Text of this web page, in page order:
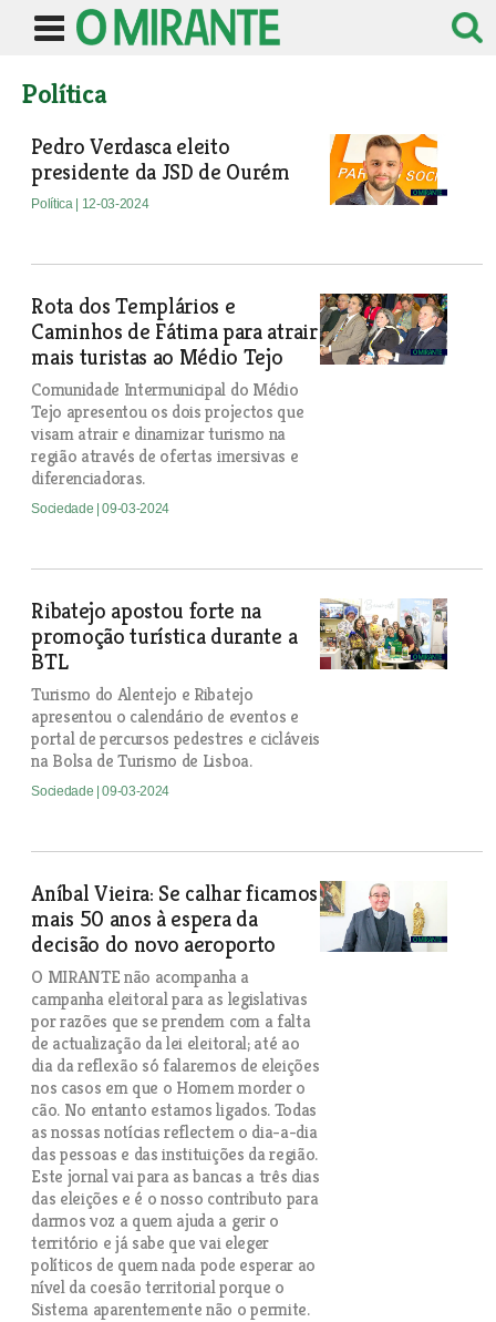
Política
Pedro Verdasca eleito
presidente da JSD de Ourém
Política | 12-03-2024
Rota dos Templários e
Caminhos de Fátima para atrair
mais turistas ao Médio Tejo
Comunidade Intermunicipal do Médio
Tejo apresentou os dois projectos que
visam atrair e dinamizar turismo na
região através de ofertas imersivas e
diferenciadoras.
Sociedade | 09-03-2024
Ribatejo apostou forte na
promoção turística durante a
BTL
Turismo do Alentejo e Ribatejo
apresentou o calendário de eventos e
portal de percursos pedestres e cicláveis
na Bolsa de Turismo de Lisboa.
Sociedade | 09-03-2024
Aníbal Vieira: Se calhar ficamos
mais 50 anos à espera da
decisão do novo aeroporto
O MIRANTE não acompanha a
campanha eleitoral para as legislativas
por razões que se prendem com a falta
de actualização da lei eleitoral; até ao
dia da reflexão só falaremos de eleições
nos casos em que o Homem morder o
cão. No entanto estamos ligados. Todas
as nossas notícias reflectem o dia-a-dia
das pessoas e das instituições da região.
Este jornal vai para as bancas a três dias
das eleições e é o nosso contributo para
darmos voz a quem ajuda a gerir o
território e já sabe que vai eleger
políticos de quem nada pode esperar ao
nível da coesão territorial porque o
Sistema aparentemente não o permite.